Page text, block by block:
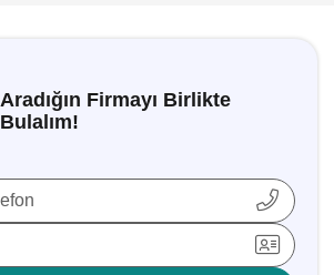
Aradığın Firmayı Birlikte
Bulalım!